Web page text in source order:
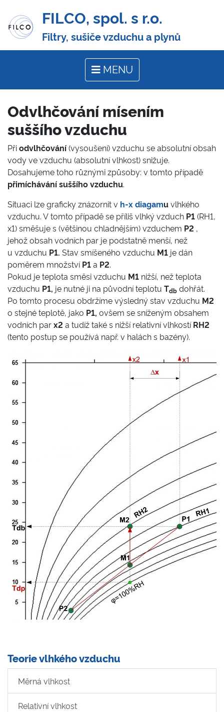
FILCO, spol. s r.o.
Filtry, sušiče vzduchu a plynů
MENU
Odvlhčování mísením
suššího vzduchu
Přiodvlhčování(vysoušení) vzduchu se absolutní obsah
vody ve vzduchu (absolutní vlhkost) snižuje.
Dosahujeme toho různými způsoby: v tomto případě
přimíchávání suššího vzduchu.
Situaci lze graficky znázornit v h-x diagamuvlhkého
vzduchu. V tomto případě se příliš vlhký vzduch P1(RH1,
x1) směšuje s (většinou chladnějším) vzduchem P2 ,
jehož obsah vodních par je podstatně menší, než
u vzduchu P1. Stav smíšeného vzduchu M1 je dán
poměrem množstvíP1a P2.
Pokud je teplota směsi vzduchu M1 nižší, než teplota
vzduchu P1, je nutné ji na původní teplotu Tdb dohřát.
Po tomto procesu obdržíme výsledný stav vzduchu M2
o stejné teplotě, jako P1, ovšem se sníženým obsahem
vodních parx2 a tudíž také s nižší relativní vlhkostíRH2
(tento postup se používá např. v halách s bazény).
Teorie vlhkého vzduchu
Měrná vlhkost
Relativní vlhkost